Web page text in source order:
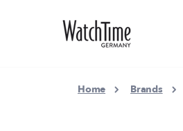
Home Brands